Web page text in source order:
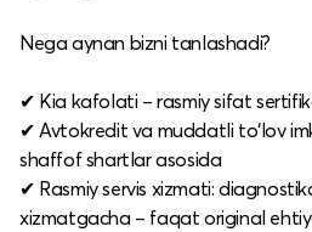
Nega aynan bizni tanlashadi?
✔ Kia kafolati – rasmiy sifat
✔ Avtokredit va muddatli to‘lov
shaffof shartlar asosida
✔ Rasmiy servis xizmati:
xizmatgacha – faqat original